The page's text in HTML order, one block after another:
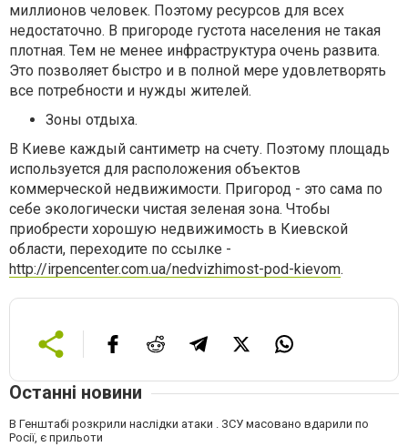
миллионов человек. Поэтому ресурсов для всех
недостаточно. В пригороде густота населения не такая
плотная. Тем не менее инфраструктура очень развита.
Это позволяет быстро и в полной мере удовлетворять
все потребности и нужды жителей.
Зоны отдыха.
В Киеве каждый сантиметр на счету. Поэтому площадь
используется для расположения объектов
коммерческой недвижимости. Пригород - это сама по
себе экологически чистая зеленая зона. Чтобы
приобрести хорошую недвижимость в Киевской
области, переходите по ссылке -
http://irpencenter.com.ua/nedvizhimost-pod-kievom.
Останні новини
В Генштабі розкрили наслідки атаки . ЗСУ масовано вдарили по
Росії, є прильоти